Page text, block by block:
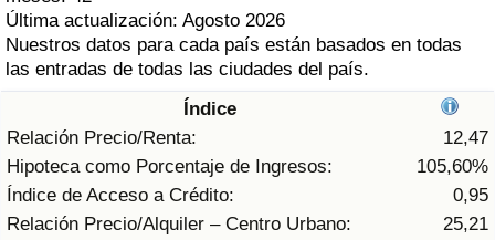
Última actualización: Agosto 2026
Nuestros datos para cada país están basados en todas
las entradas de todas las ciudades del país.
Índice
Relación Precio/Renta:
12,47
Hipoteca como Porcentaje de Ingresos:
105,60%
Índice de Acceso a Crédito:
0,95
Relación Precio/Alquiler – Centro Urbano:
25,21
Índice de contaminación
Índice de Contaminación por País
Tráfico
Índice de Tráfico